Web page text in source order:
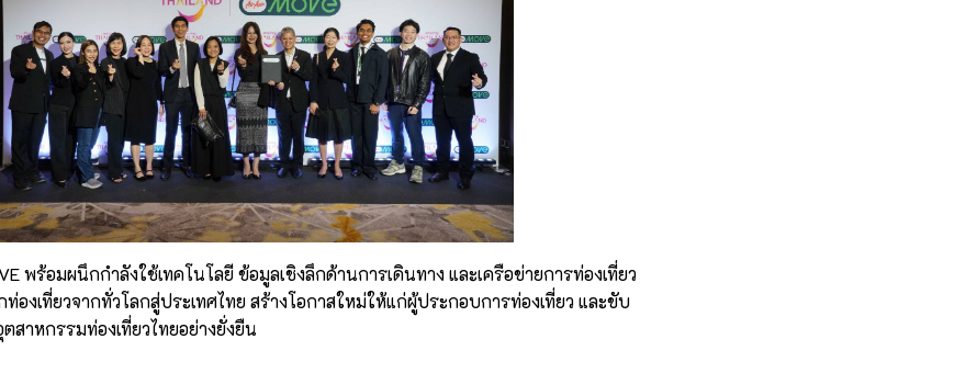
พร้อมผนึกกำลังใช้เทคโนโลยี ข้อมูลเชิงลึกด้านการเดินทาง และเครือข่ายการท่องเที่ยว
องเที่ยวจากทั่วโลกสู่ประเทศไทย สร้างโอกาสใหม่ให้แก่ผู้ประกอบการท่องเที่ยว และขับ
สาหกรรมท่องเที่ยวไทยอย่างยั่งยืน